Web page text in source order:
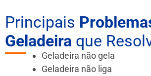
Principais
Geladeira que
Geladeira não gela
Geladeira não liga